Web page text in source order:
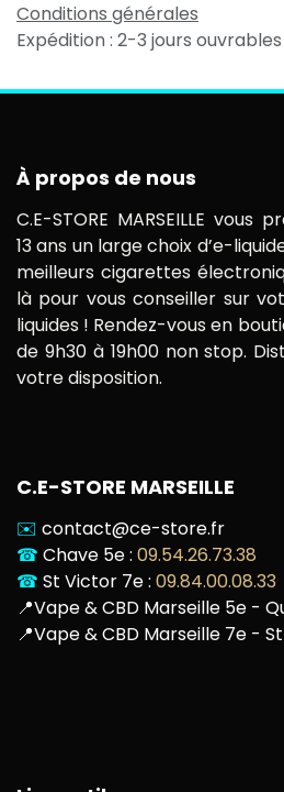
Conditions générales
Expédition : 2-3 jours ouvrables
À propos de nous
C.E-STORE MARSEILLE vous
13 ans un large choix d’e-
meilleurs cigarettes
là pour vous conseiller sur
liquides ! Rendez-vous en
de 9h30 à 19h00 non stop.
votre disposition.
C.E-STORE MARSEILLE
✉️ contact@ce-store.fr
☎ Chave 5e : 09.54.26.73.38
☎ St Victor 7e : 09.84.00.08.33
📍Vape & CBD Marseille 5e -
📍Vape & CBD Marseille 7e -